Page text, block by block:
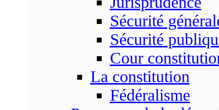
Sécurité
Sécurité
Cour
La constitution
Fédéralisme